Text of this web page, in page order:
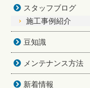
スタッフブログ
施工事例紹介
豆知識
メンテナンス方法
新着情報